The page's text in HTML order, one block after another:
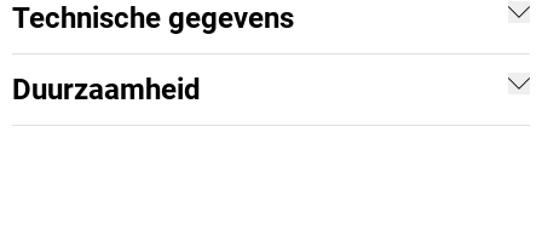
Technische gegevens
Duurzaamheid